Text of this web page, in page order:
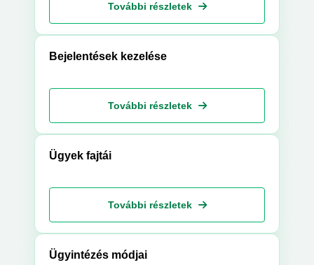
További részletek
Bejelentések kezelése
További részletek
Ügyek fajtái
További részletek
Ügyintézés módjai